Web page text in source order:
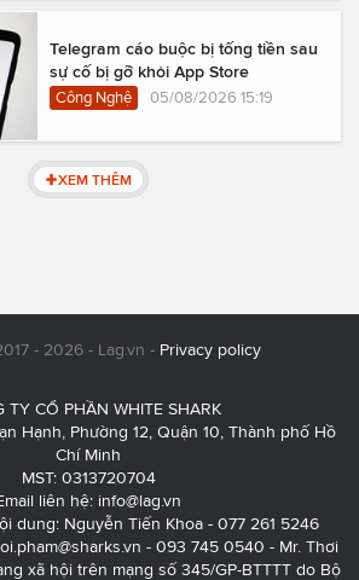
Telegram cáo buộc bị tống tiền sau
sự cố bị gỡ khỏi App Store
Công Nghệ 05/08/2026 15:19
XEM THÊM
- 2026 - Lag.vn - Privacy policy
TY CỔ PHẦN WHITE SHARK
Hạnh, Phường 12, Quận 10, Thành phố Hồ
Chí Minh
MST: 0313720704
liên hệ: info@lag.vn
dung: Nguyễn Tiến Khoa - 077 261 5246
- 093 745 0540 - Mr. Thơi
xã hội trên mạng số 345/GP-BTTTT do Bộ